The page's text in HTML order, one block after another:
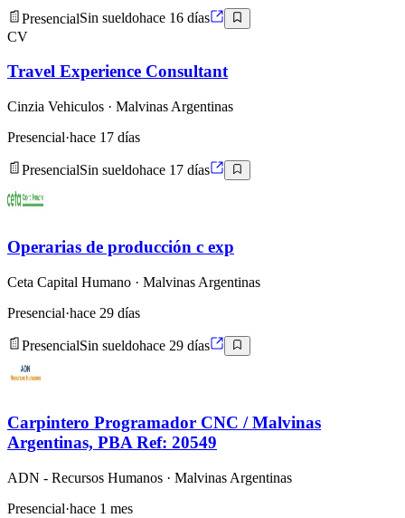
PresencialSin sueldohace 16 días
CV
Travel Experience Consultant
Cinzia Vehiculos · Malvinas Argentinas
Presencial·hace 17 días
PresencialSin sueldohace 17 días
Operarias de producción c exp
Ceta Capital Humano · Malvinas Argentinas
Presencial·hace 29 días
PresencialSin sueldohace 29 días
Carpintero Programador CNC / Malvinas
Argentinas, PBA Ref: 20549
ADN - Recursos Humanos · Malvinas Argentinas
Presencial·hace 1 mes